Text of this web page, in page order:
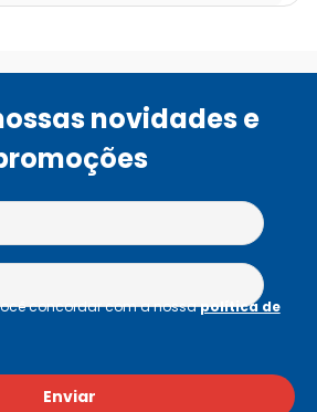
novidades e
Enviar
concordar com a nossapolítica de